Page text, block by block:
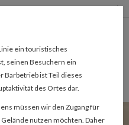
ein touristisches
seinen Besuchern ein
Barbetrieb ist Teil dieses
des Ortes dar.
müssen wir den Zugang für
nutzen möchten. Daher